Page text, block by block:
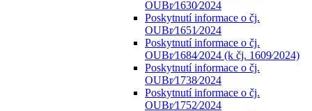
OUBr⁄1630⁄2024
Poskytnutí informace o čj.
OUBr⁄1651⁄2024
Poskytnutí informace o čj.
OUBr⁄1684⁄2024 (k čj. 1609⁄2024)
Poskytnutí informace o čj.
OUBr⁄1738⁄2024
Poskytnutí informace o čj.
OUBr⁄1752⁄2024